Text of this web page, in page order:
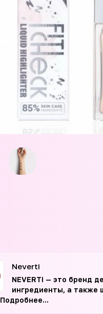
Neverti
NEVERTI — это бренд
ингредиенты, а также
Подробнее...